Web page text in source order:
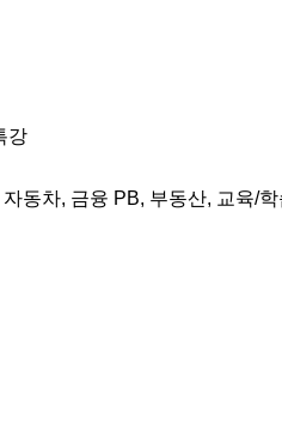
강
동차, 금융 PB, 부동산, 교육/